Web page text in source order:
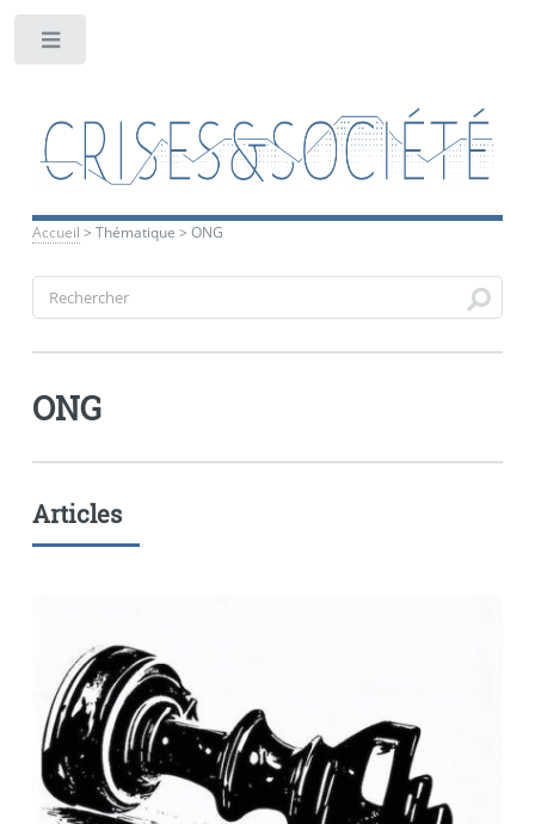
Accueil > Thématique > ONG
ONG
Articles